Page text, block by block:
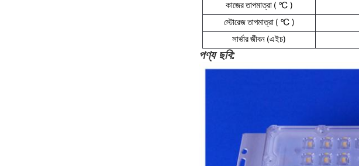
কাজের তাপমাত্রা ( ℃ )
স্টোরেজ তাপমাত্রা ( ℃ )
সার্ভার জীবন (এইচ)
পণ্য ছবি: